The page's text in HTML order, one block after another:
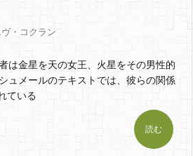
・コクラン
は金星を天の女王、火星をその男性的
ュメールのテキストでは、彼らの関係
ている
読む